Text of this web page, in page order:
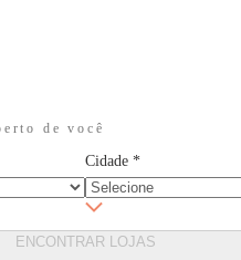
de você
Cidade *
ENCONTRAR LOJAS